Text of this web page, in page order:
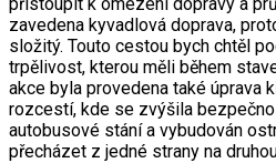
zavedena kyvadlová doprava,
složitý. Touto cestou bych chtěl
trpělivost, kterou měli během
akce byla provedena také úprava
rozcestí, kde se zvýšila
autobusové stání a vybudován
přecházet z jedné strany na